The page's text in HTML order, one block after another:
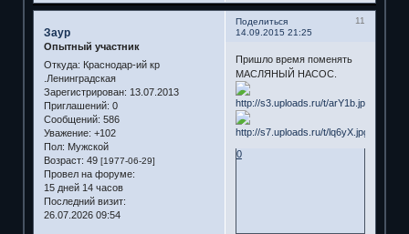
Поделиться
11
14.09.2015 21:25
Заур
Опытный участник
Откуда: Краснодар-ий кр
.Ленинградская
Зарегистрирован: 13.07.2013
Приглашений: 0
Сообщений: 586
Уважение: +102
Пол: Мужской
Возраст: 49 [1977-06-29]
Провел на форуме:
15 дней 14 часов
Последний визит:
26.07.2026 09:54
Пришло время поменять
МАСЛЯНЫЙ НАСОС.
0